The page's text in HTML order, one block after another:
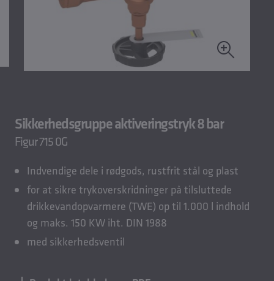
Sikkerhedsgruppe aktiveringstryk 8 bar
Figur 715 0G
Indvendige dele i rødgods, rustfrit stål og plast
for at sikre trykoverskridninger på tilsluttede
drikkevandopvarmere (TWE) op til 1.000 l indhold
og maks. 150 KW iht. DIN 1988
med sikkerhedsventil